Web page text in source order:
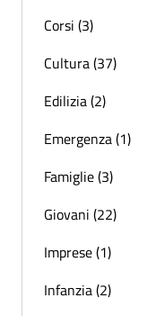
Corsi (3)
Cultura (37)
Edilizia (2)
Emergenza (1)
Famiglie (3)
Giovani (22)
Imprese (1)
Infanzia (2)